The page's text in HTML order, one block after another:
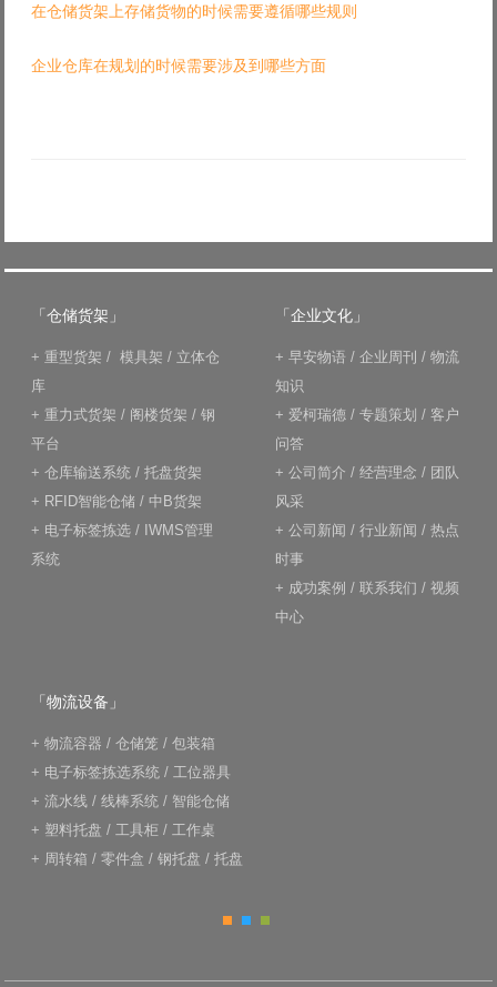
在仓储货架上存储货物的时候需要遵循哪些规则
企业仓库在规划的时候需要涉及到哪些方面
「仓储货架」
+ 重型货架 / 模具架 / 立体仓
库
+ 重力式货架 / 阁楼货架 / 钢
平台
+ 仓库输送系统 / 托盘货架
+ RFID智能仓储 / 中B货架
+ 电子标签拣选 / IWMS管理
系统
「企业文化」
+ 早安物语 / 企业周刊 / 物流
知识
+ 爱柯瑞德 / 专题策划 / 客户
问答
+ 公司简介 / 经营理念 / 团队
风采
+ 公司新闻 / 行业新闻 / 热点
时事
+ 成功案例 / 联系我们 / 视频
中心
「物流设备」
+ 物流容器 / 仓储笼 / 包装箱
+ 电子标签拣选系统 / 工位器具
+ 流水线 / 线棒系统 / 智能仓储
+ 塑料托盘 / 工具柜 / 工作桌
+ 周转箱 / 零件盒 / 钢托盘 / 托盘